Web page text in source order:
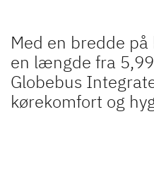
Med en bredde
en længde fra
Globebus
kørekomfort og